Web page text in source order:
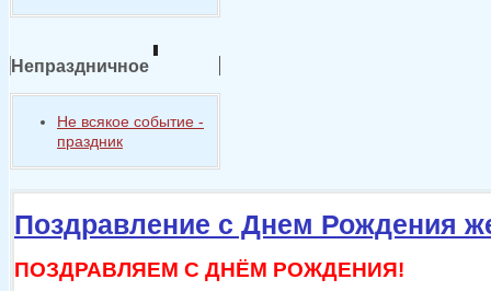
Непраздничное
Не всякое событие -
праздник
Поздравление с Днем Рождения
ПОЗДРАВЛЯЕМ С ДНЁМ РОЖДЕНИЯ!